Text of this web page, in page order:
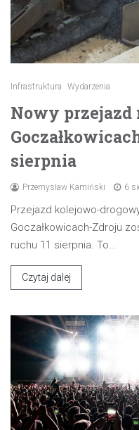
Infrastruktura Wydarzenia
Nowy przejazd
sierpnia
Przemysław Kamiński 6
Przejazd kolejowo-
Goczałkowicach-Zdroju
ruchu 11 sierpnia. To…
Czytaj dalej